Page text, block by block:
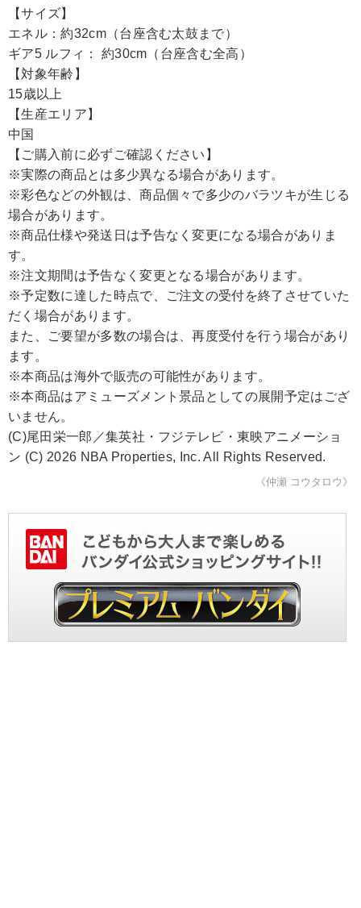
【サイズ】
エネル：約32cm（台座含む太鼓まで）
ギア5 ルフィ： 約30cm（台座含む全高）
【対象年齢】
15歳以上
【生産エリア】
中国
【ご購入前に必ずご確認ください】
※実際の商品とは多少異なる場合があります。
※彩色などの外観は、商品個々で多少のバラツキが生じる
場合があります。
※商品仕様や発送日は予告なく変更になる場合がありま
す。
※注文期間は予告なく変更となる場合があります。
※予定数に達した時点で、ご注文の受付を終了させていた
だく場合があります。
また、ご要望が多数の場合は、再度受付を行う場合があり
ます。
※本商品は海外で販売の可能性があります。
※本商品はアミューズメント景品としての展開予定はござ
いません。
(C)尾田栄一郎／集英社・フジテレビ・東映アニメーショ
ン (C) 2026 NBA Properties, Inc. All Rights Reserved.
《仲瀬 コウタロウ》